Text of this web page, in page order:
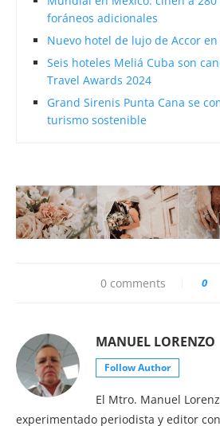
foráneos adicionales
Nuevo hotel de lujo de Accor
Seis hoteles Meliá Cuba son
Travel Awards 2024
Grand Sirenis Punta Cana se
turismo sostenible
0 comments 0
MANUEL LORENZO
Follow Author
El Mtro. Manuel
experimentado periodista y editor